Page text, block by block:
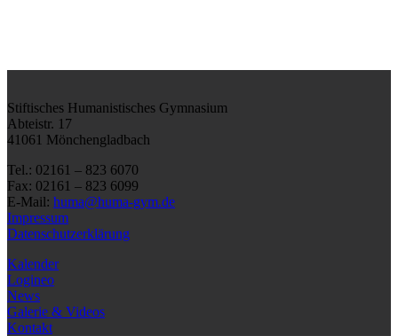
Stiftisches Humanistisches Gymnasium
Abteistr. 17
41061 Mönchengladbach
Tel.: 02161 – 823 6070
Fax: 02161 – 823 6099
E-Mail: huma@huma-gym.de
Impressum
Datenschutzerklärung
Kalender
Logineo
News
Galerie & Videos
Kontakt